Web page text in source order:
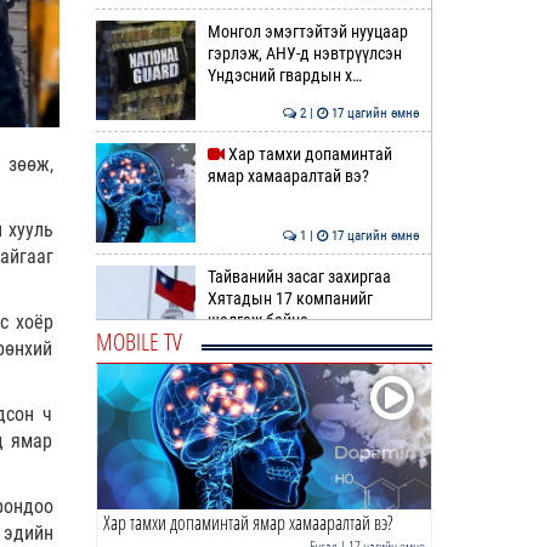
зөөж,
хоёр
ч
ямар
Монгол эмэгтэйтэй нууцаар
гэрлэж, АНУ-д нэвтрүүлсэн
Үндэсний гвардын х…
2 | 17 цагийн өмнө
Хар тамхи допаминтай
ямар хамааралтай вэ?
1 | 17 цагийн өмнө
Тайванийн засаг захиргаа
Хятадын 17 компанийг
шалгаж байна
"Намрын чуулганаар төсвийн
тодотголыг өргөн барина"
7 | 18 цагийн өмнө
Ази тивийн аварга
MOBILE TV
Хар тамхи допаминтай ямар хамааралтай вэ?